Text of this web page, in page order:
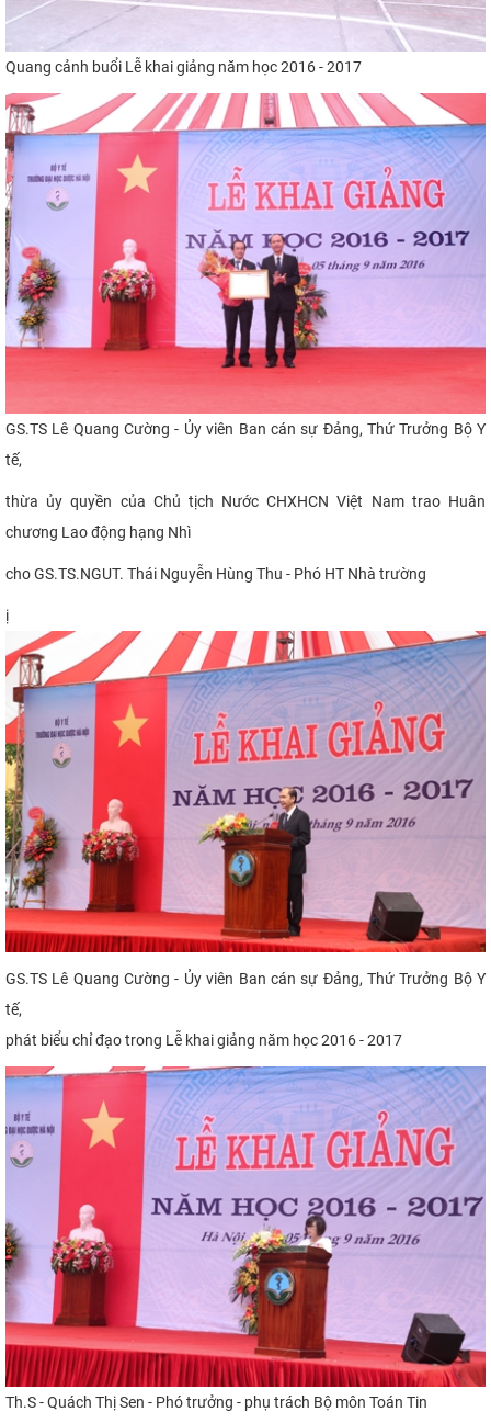
Quang cảnh buổi Lễ khai giảng năm học 2016 - 2017
GS.TS Lê Quang Cường - Ủy viên Ban cán sự Đảng, Thứ Trưởng Bộ Y
tế,
thừa ủy quyền của Chủ tịch Nước CHXHCN Việt Nam trao Huân
chương Lao động hạng Nhì
cho GS.TS.NGUT. Thái Nguyễn Hùng Thu - Phó HT Nhà trường
ị
GS.TS Lê Quang Cường - Ủy viên Ban cán sự Đảng, Thứ Trưởng Bộ Y
tế,
phát biểu chỉ đạo trong Lễ khai giảng năm học 2016 - 2017
Th.S - Quách Thị Sen - Phó trưởng - phụ trách Bộ môn Toán Tin